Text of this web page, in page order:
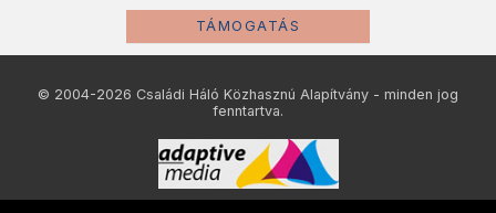
TÁMOGATÁS
© 2004-2026 Családi Háló Közhasznú Alapítvány - minden jog
fenntartva.